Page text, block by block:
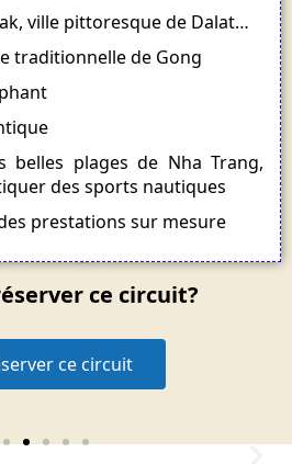
ville pittoresque de Dalat…
traditionnelle de Gong
belles plages de Nha Trang,
des sports nautiques
prestations sur mesure
ce circuit?
ce circuit